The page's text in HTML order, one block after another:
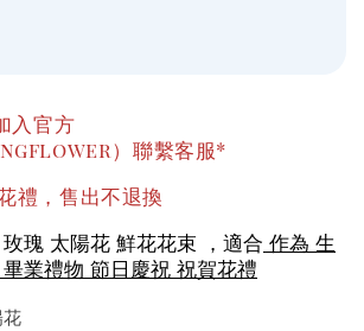
入官方
）聯繫客服*
禮，售出不退換
瑰 太陽花 鮮花花束 ，適合 作為 生
業禮物 節日慶祝 祝賀花禮